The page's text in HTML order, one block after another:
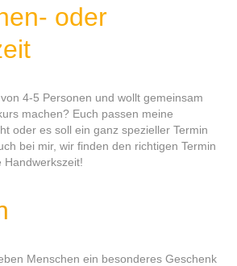
oder
4-5 Personen und wollt gemeinsam
machen? Euch passen meine
oder es soll ein ganz spezieller Termin
bei mir, wir finden den richtigen Termin
Menschen ein besonderes Geschenk